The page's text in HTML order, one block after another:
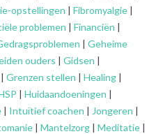
opstellingen | Fibromyalgie |
problemen | Financiën |
| Geheime
ouders | Gidsen |
| Grenzen stellen | Healing |
| Huidaandoeningen |
| Intuïtief coachen | Jongeren |
| Mantelzorg | Meditatie |